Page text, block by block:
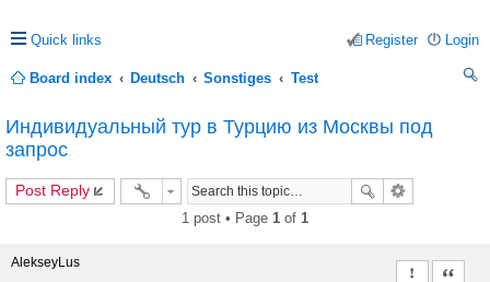
Quick links Login
Register
Board index Deutsch Sonstiges
Test
Индивидуальный тур в Турцию из Москвы под
запрос
Post Reply
1 post • Page 1 of 1
AlekseyLus
Report this
Quote